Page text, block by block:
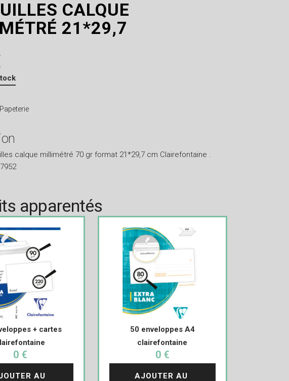
CALQUE
21*29,7
Papeterie
calque millimétré 70 gr format 21*29,7 cm Clairefontaine .
apparentés
+ cartes
0 €
AU
50 enveloppes A4
clairefontaine
0 €
AJOUTER AU